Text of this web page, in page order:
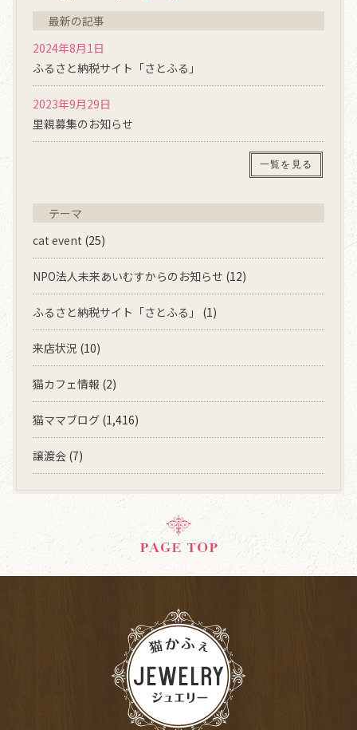
最新の記事
2024年8月1日
ふるさと納税サイト「さとふる」
2023年9月29日
里親募集のお知らせ
一覧を見る
テーマ
cat event (25)
NPO法人未来あいむすからのお知らせ (12)
ふるさと納税サイト「さとふる」 (1)
来店状況 (10)
猫カフェ情報 (2)
猫ママブログ (1,416)
譲渡会 (7)